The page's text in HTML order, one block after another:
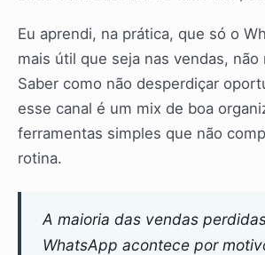
Eu aprendi, na prática, que só o
mais útil que seja nas vendas,
Saber como não desperdiçar
esse canal é um mix de boa
ferramentas simples que não
rotina.
A maioria das vendas
WhatsApp acontece por